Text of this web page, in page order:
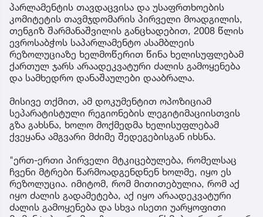
პარლამენტის თავდაცვისა და უსაფრთხოების
კომიტეტის თავმჯდომარის პირველი მოადგილის,
თენგიზ შარმანაშვილის განცხადებით, 2008 წლის
ევროსაბჭოს საპარლამენტო ასამბლეის
რეზოლუციაზე ხელმოწერით წინა ხელისუფლებამ
ქართულ ჯარს არაადეკვატური ძალის გამოყენება
და სამხედრო დანაშაულები დააბრალა.
მისივე თქმით, ამ დოკუმენტით ოპოზიციამ
სეპარატისტული რეგიონების ლეგიტიმაციისთვის
გზა გახსნა, ხოლო მოქმედმა ხელისუფლებამ
ქვეყანა ამგვარი მძიმე შედეგებისგან იხსნა.
"ერთ-ერთი პირველი მტკიცებულება, რომელსაც
ჩვენი მტრები წარმოადგენდნენ ხოლმე, იყო ეს
რეზოლუცია. იმიტომ, რომ მითითებულია, რომ აქ
იყო ძალის გადამეტება, აქ იყო არაადეკვატური
ძალის გამოყენება და სხვა ისეთი უარყოფითი